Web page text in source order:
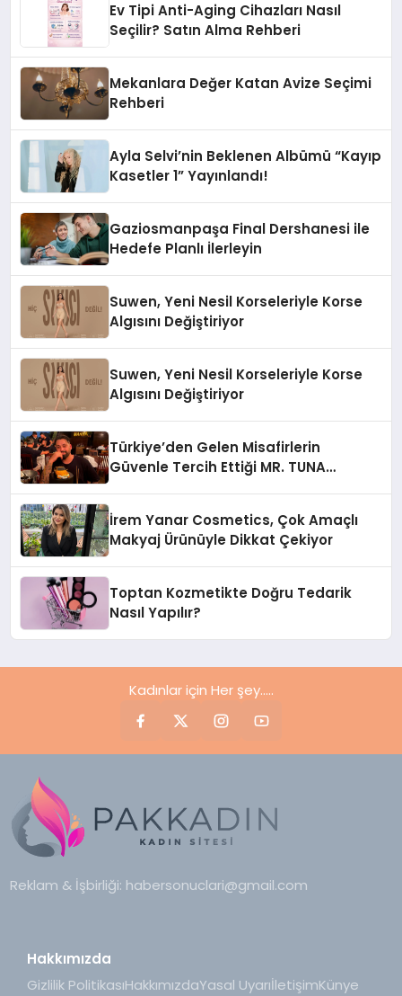
Ev Tipi Anti-Aging Cihazları Nasıl
Seçilir? Satın Alma Rehberi
Mekanlara Değer Katan Avize Seçimi
Rehberi
Ayla Selvi’nin Beklenen Albümü “Kayıp
Kasetler 1” Yayınlandı!
Gaziosmanpaşa Final Dershanesi ile
Hedefe Planlı İlerleyin
Suwen, Yeni Nesil Korseleriyle Korse
Algısını Değiştiriyor
Suwen, Yeni Nesil Korseleriyle Korse
Algısını Değiştiriyor
Türkiye’den Gelen Misafirlerin
Güvenle Tercih Ettiği MR. TUNA
İrem Yanar Cosmetics, Çok Amaçlı
Makyaj Ürünüyle Dikkat Çekiyor
Toptan Kozmetikte Doğru Tedarik
Nasıl Yapılır?
Kadınlar için Her şey.....
Reklam & İşbirliği: habersonuclari@gmail.com
Hakkımızda
Gizlilik PolitikasıHakkımızdaYasal UyarıİletişimKünye